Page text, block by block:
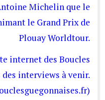
Michelin que le
le Grand Prix de
Plouay Worldtour.
internet des Boucles
des interviews à venir.